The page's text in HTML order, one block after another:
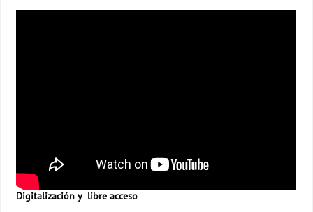
Digitalización y libre acceso